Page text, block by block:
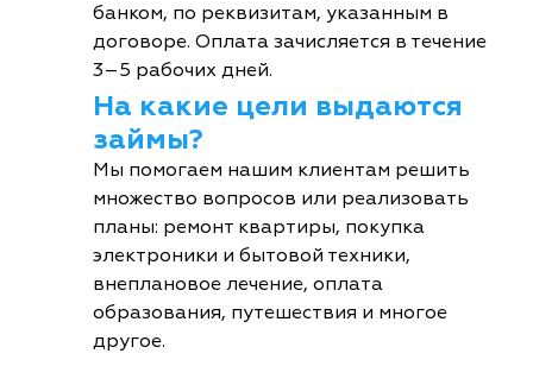
банком, по реквизитам, указанным в
договоре. Оплата зачисляется в течение
3–5 рабочих дней.
На какие цели выдаются
займы?
Мы помогаем нашим клиентам решить
множество вопросов или реализовать
планы: ремонт квартиры, покупка
электроники и бытовой техники,
внеплановое лечение, оплата
образования, путешествия и многое
другое.